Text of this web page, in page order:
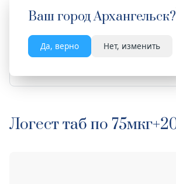
Ваш городАрхангельск?
Да, верно Нет, изменить
Весь сайт
Логест таб по